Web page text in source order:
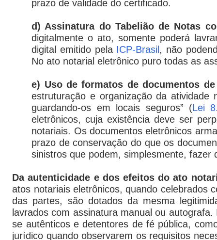
prazo de validade do certificado.
d) Assinatura do Tabelião de Notas
digitalmente o ato, somente poderá
digital emitido pela ICP-Brasil , não
No ato notarial eletrônico puro todas as
e) Uso de formatos de documentos
estruturação e organização da
guardando-os em locais seguros” (Lei
eletrônicos, cuja existência deve ser
notariais. Os documentos eletrônicos
prazo de conservação do que os
sinistros que podem, simplesmente,
Da autenticidade e dos efeitos do ato
atos notariais eletrônicos, quando celebrados
das partes, são dotados da mesma
lavrados com assinatura manual ou
se autênticos e detentores de fé pública,
jurídico quando observarem os requisitos